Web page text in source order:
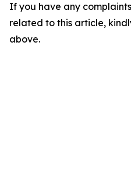
If you have any
related to this article,
above.